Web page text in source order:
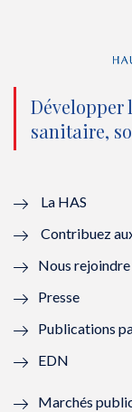
l
Développer
sanitaire,
La HAS
Contribuez
Nous rejoindre
Presse
Publications
EDN
Marchés